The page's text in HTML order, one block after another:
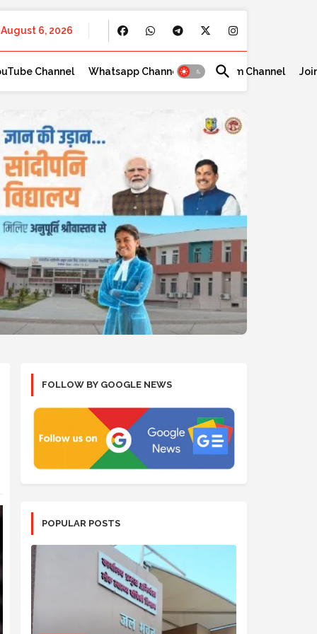
August 6, 2026
Channel Whatsapp Channel Telegram Channel
FOLLOW BY GOOGLE NEWS
POPULAR POSTS